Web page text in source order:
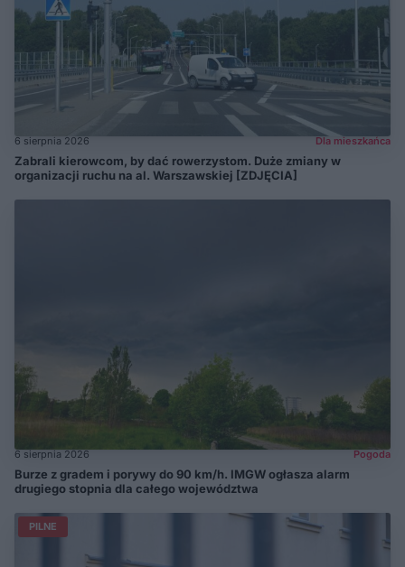
6 sierpnia 2026 Dla mieszkańca
Zabrali kierowcom, by dać rowerzystom. Duże zmiany w
organizacji ruchu na al. Warszawskiej [ZDJĘCIA]
6 sierpnia 2026 Pogoda
Burze z gradem i porywy do 90 km/h. IMGW ogłasza alarm
drugiego stopnia dla całego województwa
PILNE